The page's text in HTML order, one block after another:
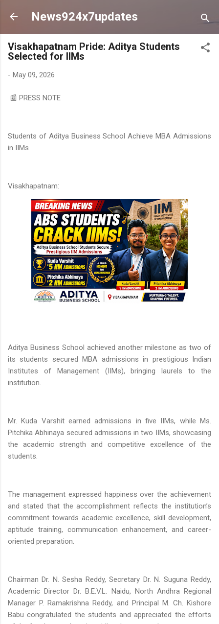
Skip to main content
News924x7updates
Visakhapatnam Pride: Aditya Students
Selected for IIMs
- May 09, 2026
📰 PRESS NOTE
Students of Aditya Business School Achieve MBA Admissions
in IIMs
Visakhapatnam:
Aditya Business School achieved another milestone as two of
its students secured MBA admissions in prestigious Indian
Institutes of Management (IIMs), bringing laurels to the
institution.
Mr. Kuda Varshit earned admissions in five IIMs, while Ms.
Pitchika Abhinaya secured admissions in two IIMs, showcasing
the academic strength and competitive excellence of the
students.
The management expressed happiness over the achievement
and stated that the accomplishment reflects the institution’s
commitment towards academic excellence, skill development,
aptitude training, communication enhancement, and career-
oriented preparation.
Chairman Dr. N. Sesha Reddy, Secretary Dr. N. Suguna Reddy,
Academic Director Dr. B.E.V.L. Naidu, North Andhra Regional
Manager P. Ramakrishna Reddy, and Principal M. Ch. Kishore
Babu congratulated the students and appreciated the efforts